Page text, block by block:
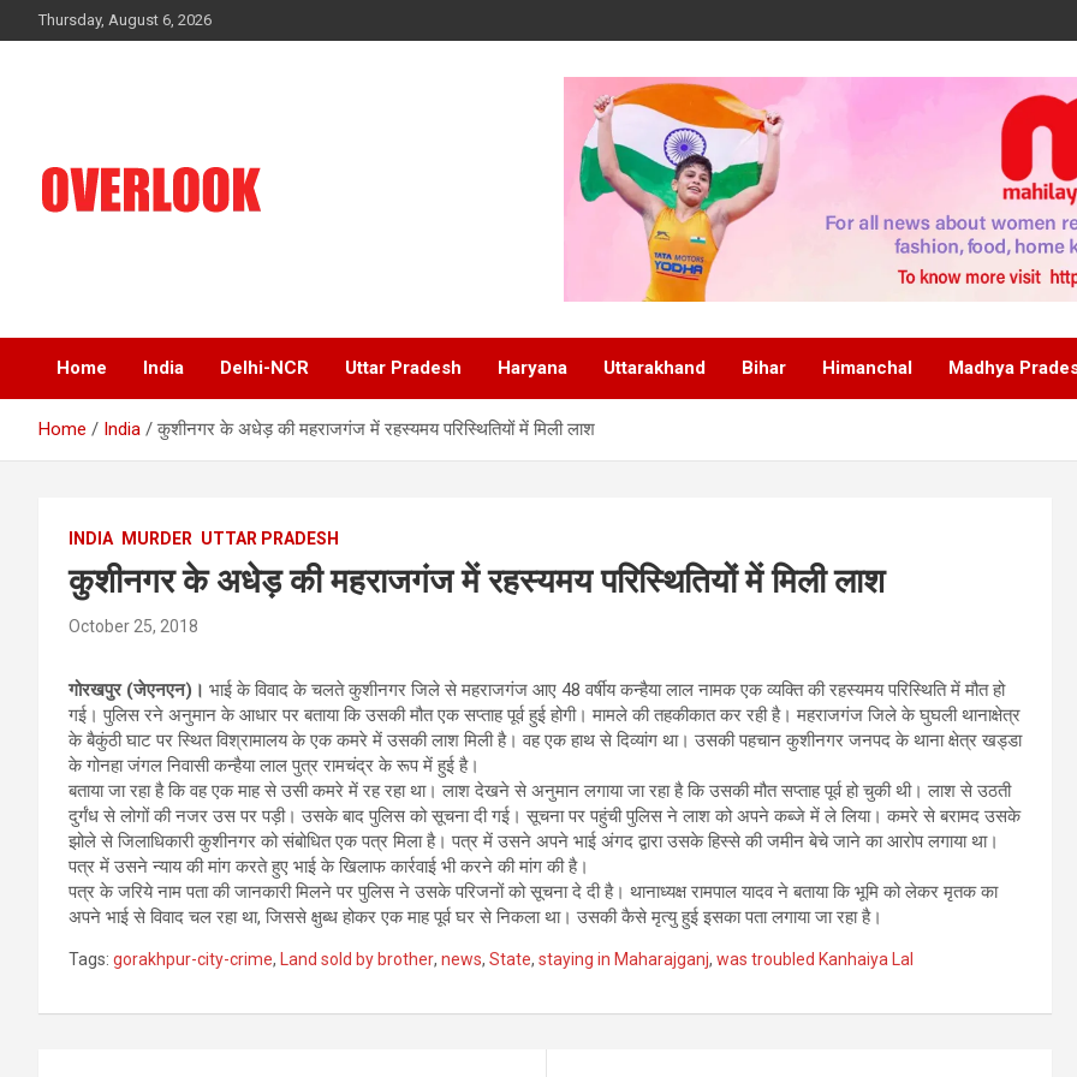
to
Thursday, August 6, 2026
Home India Delhi-NCR Uttar Pradesh Haryana Uttarakhand Bihar Himanchal Madhya
Home India कुशीनगर के अधेड़ की महराजगंज में रहस्यमय परिस्थितियों में मिली लाश
INDIA MURDER UTTAR PRADESH
कुशीनगर के अधेड़ की महराजगंज में रहस्यमय परिस्थितियों में मिली लाश
October 25, 2018
गोरखपुर (जेएनएन)। भाई के विवाद के चलते कुशीनगर जिले से महराजगंज आए 48 वर्षीय कन्हैया लाल नामक एक व्यक्ति की रहस्यमय परिस्थिति में मौत हो
गई। पुलिस रने अनुमान के आधार पर बताया कि उसकी मौत एक सप्ताह पूर्व हुई होगी। मामले की तहकीकात कर रही है। महराजगंज जिले के घुघली थानाक्षेत्र
के बैकुंठी घाट पर स्थित विश्रामालय के एक कमरे में उसकी लाश मिली है। वह एक हाथ से दिव्यांग था। उसकी पहचान कुशीनगर जनपद के थाना क्षेत्र खड्डा
के गोनहा जंगल निवासी कन्हैया लाल पुत्र रामचंद्र के रूप में हुई है।
बताया जा रहा है कि वह एक माह से उसी कमरे में रह रहा था। लाश देखने से अनुमान लगाया जा रहा है कि उसकी मौत सप्ताह पूर्व हो चुकी थी। लाश से उठती
दुर्गंध से लोगों की नजर उस पर पड़ी। उसके बाद पुलिस को सूचना दी गई। सूचना पर पहुंची पुलिस ने लाश को अपने कब्जे में ले लिया। कमरे से बरामद उसके
झोले से जिलाधिकारी कुशीनगर को संबोधित एक पत्र मिला है। पत्र में उसने अपने भाई अंगद द्वारा उसके हिस्से की जमीन बेचे जाने का आरोप लगाया था।
पत्र में उसने न्याय की मांग करते हुए भाई के खिलाफ कार्रवाई भी करने की मांग की है।
पत्र के जरिये नाम पता की जानकारी मिलने पर पुलिस ने उसके परिजनों को सूचना दे दी है। थानाध्यक्ष रामपाल यादव ने बताया कि भूमि को लेकर मृतक का
अपने भाई से विवाद चल रहा था, जिससे क्षुब्ध होकर एक माह पूर्व घर से निकला था। उसकी कैसे मृत्यु हुई इसका पता लगाया जा रहा है।
Tags: gorakhpur-city-crime, Land sold by brother, news, State, staying in Maharajganj, was troubled Kanhaiya Lal